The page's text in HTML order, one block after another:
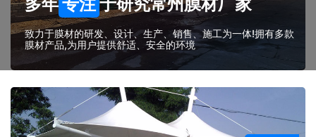
致力于膜材的研发、设计、生产、销售、施工为一体!拥有多款
膜材产品,为用户提供舒适、安全的环境